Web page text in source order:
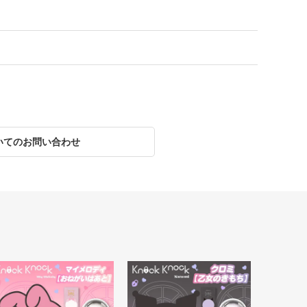
てのお問い合わせ